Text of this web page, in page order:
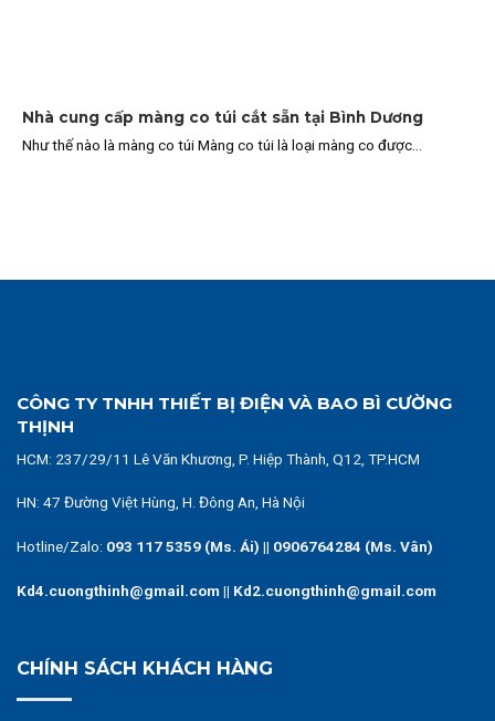
Nhà cung cấp màng co túi cắt sẵn tại Bình Dương
Như thế nào là màng co túi Màng co túi là loại màng co được...
CÔNG TY TNHH THIẾT BỊ ĐIỆN VÀ BAO BÌ CƯỜNG
THỊNH
HCM: 237/29/11 Lê Văn Khương, P. Hiệp Thành, Q12, TP.HCM
HN: 47 Đường Việt Hùng, H. Đông An, Hà Nội
Hotline/Zalo: 093 117 5359 (Ms. Ái) || 0906764284 (Ms. Vân)
Kd4.cuongthinh@gmail.com || Kd2.cuongthinh@gmail.com
CHÍNH SÁCH KHÁCH HÀNG